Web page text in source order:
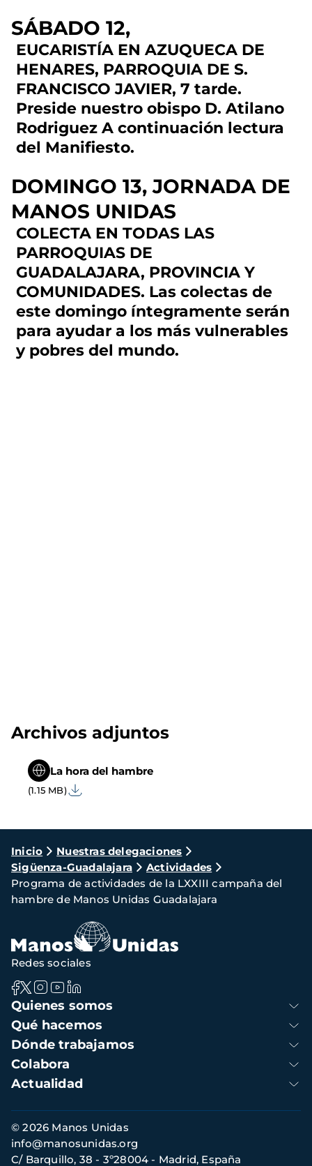
SÁBADO 12,
EUCARISTÍA EN AZUQUECA DE
HENARES, PARROQUIA DE S.
FRANCISCO JAVIER, 7 tarde.
Preside nuestro obispo D. Atilano
Rodriguez A continuación lectura
del Manifiesto.
DOMINGO 13, JORNADA DE
MANOS UNIDAS
COLECTA EN TODAS LAS
PARROQUIAS DE
GUADALAJARA, PROVINCIA Y
COMUNIDADES. Las colectas de
este domingo íntegramente serán
para ayudar a los más vulnerables
y pobres del mundo.
Archivos adjuntos
La hora del hambre
(1.15 MB)
Ruta
de
navegación
Inicio
Nuestras delegaciones
Sigüenza-Guadalajara
Actividades
Programa de actividades de la LXXIII campaña del
hambre de Manos Unidas Guadalajara
Navegación
principal
Quienes somos
Qué hacemos
Dónde trabajamos
Colabora
Actualidad
Redes sociales
Información
de
contacto
© 2026 Manos Unidas
C/ Barquillo, 38 - 3º28004 - Madrid, España
info@manosunidas.org